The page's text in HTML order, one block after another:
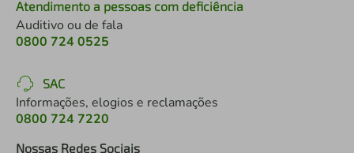
Atendimento a pessoas com deficiência
Auditivo ou de fala
0800 724 0525
SAC
Informações, elogios e reclamações
0800 724 7220
Nossas Redes Sociais